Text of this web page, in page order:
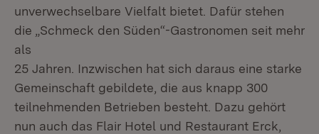
unverwechselbare Vielfalt bietet. Dafür stehen
die „Schmeck den Süden“-Gastronomen seit mehr
als
25 Jahren. Inzwischen hat sich daraus eine starke
Gemeinschaft gebildete, die aus knapp 300
teilnehmenden Betrieben besteht. Dazu gehört
nun auch das Flair Hotel und Restaurant Erck,